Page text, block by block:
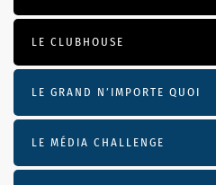
LE CLUBHOUSE
LE GRAND N’IMPORTE QUOI
LE MÉDIA CHALLENGE